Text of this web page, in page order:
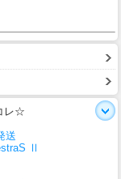
レ☆
送
Ⅱ